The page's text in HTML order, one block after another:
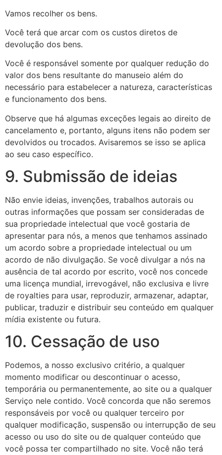
Vamos recolher os bens.
Você terá que arcar com os custos diretos de
devolução dos bens.
Você é responsável somente por qualquer redução do
valor dos bens resultante do manuseio além do
necessário para estabelecer a natureza, características
e funcionamento dos bens.
Observe que há algumas exceções legais ao direito de
cancelamento e, portanto, alguns itens não podem ser
devolvidos ou trocados. Avisaremos se isso se aplica
ao seu caso específico.
9. Submissão de ideias
Não envie ideias, invenções, trabalhos autorais ou
outras informações que possam ser consideradas de
sua propriedade intelectual que você gostaria de
apresentar para nós, a menos que tenhamos assinado
um acordo sobre a propriedade intelectual ou um
acordo de não divulgação. Se você divulgar a nós na
ausência de tal acordo por escrito, você nos concede
uma licença mundial, irrevogável, não exclusiva e livre
de royalties para usar, reproduzir, armazenar, adaptar,
publicar, traduzir e distribuir seu conteúdo em qualquer
mídia existente ou futura.
10. Cessação de uso
Podemos, a nosso exclusivo critério, a qualquer
momento modificar ou descontinuar o acesso,
temporária ou permanentemente, ao site ou a qualquer
Serviço nele contido. Você concorda que não seremos
responsáveis por você ou qualquer terceiro por
qualquer modificação, suspensão ou interrupção de seu
acesso ou uso do site ou de qualquer conteúdo que
você possa ter compartilhado no site. Você não terá